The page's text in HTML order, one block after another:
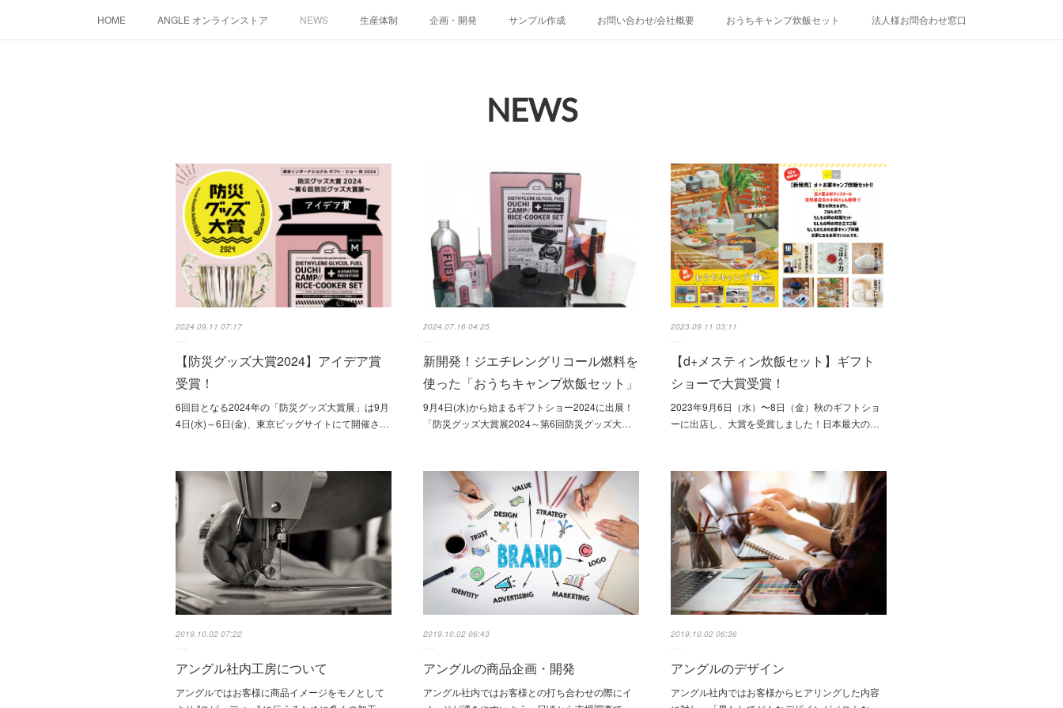
HOME ANGLE オンラインストア NEWS 生産体制 企画・開発 サンプル作成 お問い合わせ/会社概要 おうちキャンプ炊飯セット 法人様お問合わせ窓口
NEWS
2024.09.11 07:17
【防災グッズ大賞2024】アイデア賞
受賞！
6回目となる2024年の「防災グッズ大賞展」は9月
4日(水)～6日(金)、東京ビッグサイトにて開催さ…
2024.07.16 04:25
新開発！ジエチレングリコール燃料を
使った「おうちキャンプ炊飯セット」
9月4日(水)から始まるギフトショー2024に出展！
「防災グッズ大賞展2024～第6回防災グッズ大…
2023.09.11 03:11
【d+メスティン炊飯セット】ギフト
ショーで大賞受賞！
2023年9月6日（水）〜8日（金）秋のギフトショ
ーに出店し、大賞を受賞しました！日本最大の…
2019.10.02 07:22
アングル社内工房について
アングルではお客様に商品イメージをモノとして
2019.10.02 06:43
アングルの商品企画・開発
アングル社内ではお客様との打ち合わせの際にイ
2019.10.02 06:36
アングルのデザイン
アングル社内ではお客様からヒアリングした内容